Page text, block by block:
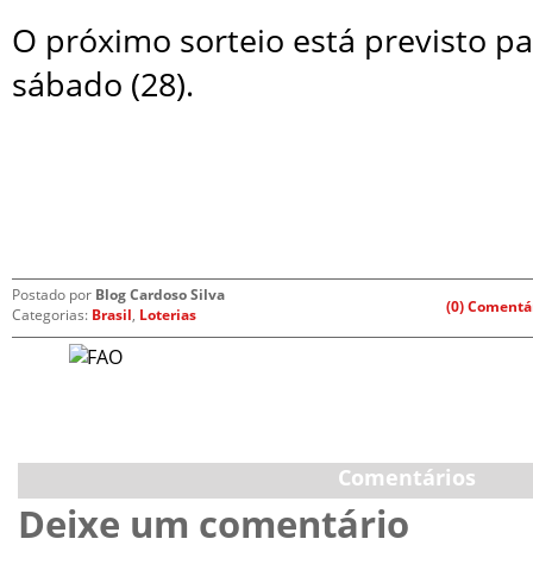
O próximo sorteio está previsto
sábado (28).
Postado por Blog Cardoso Silva
Categorias: Brasil, Loterias (0)
Comentários
Deixe um comentário